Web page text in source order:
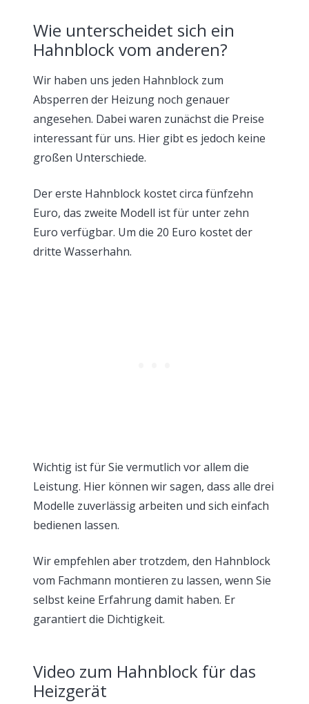
Wie unterscheidet sich ein
Hahnblock vom anderen?
Wir haben uns jeden Hahnblock zum
Absperren der Heizung noch genauer
angesehen. Dabei waren zunächst die Preise
interessant für uns. Hier gibt es jedoch keine
großen Unterschiede.
Der erste Hahnblock kostet circa fünfzehn
Euro, das zweite Modell ist für unter zehn
Euro verfügbar. Um die 20 Euro kostet der
dritte Wasserhahn.
Wichtig ist für Sie vermutlich vor allem die
Leistung. Hier können wir sagen, dass alle drei
Modelle zuverlässig arbeiten und sich einfach
bedienen lassen.
Wir empfehlen aber trotzdem, den Hahnblock
vom Fachmann montieren zu lassen, wenn Sie
selbst keine Erfahrung damit haben. Er
garantiert die Dichtigkeit.
Video zum Hahnblock für das
Heizgerät